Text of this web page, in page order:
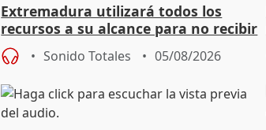
Extremadura utilizará todos los
recursos a su alcance para no recibir
más menores migrantes
Sonido Totales 05/08/2026